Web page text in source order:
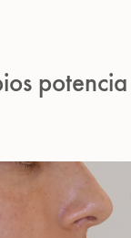
potencia